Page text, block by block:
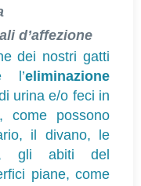
d’affezione
dei nostri gatti
l’eliminazione
urina e/o feci in
come possono
il divano, le
gli abiti del
piane, come